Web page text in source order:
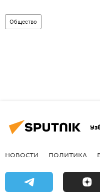
Общество
НОВОСТИ ПОЛИТИКА